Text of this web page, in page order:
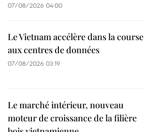
07/08/2026 04:00
Le Vietnam accélère dans la course
aux centres de données
07/08/2026 03:19
Le marché intérieur, nouveau
moteur de croissance de la filière